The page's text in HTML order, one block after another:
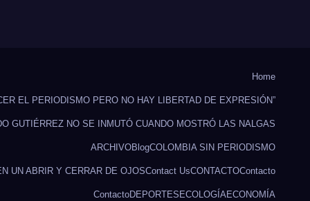
Home
EL PERIODISMO PERO NO HAY LIBERTAD DE EXPRESIÓN”
GUTIÉRREZ NO SE INMUTÓ CUANDO MOSTRÓ LAS NALGAS
ARCHIVOBlogCOLOMBIA SIN PERIODISMO
UN ABRIR Y CERRAR DE OJOSContact UsCONTACTOContacto
ContactoDEPORTES ECOLOGÍAECONOMÍA